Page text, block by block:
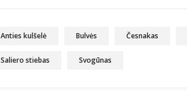
Anties kulšelė Bulvės Česnakas
Saliero stiebas Svogūnas